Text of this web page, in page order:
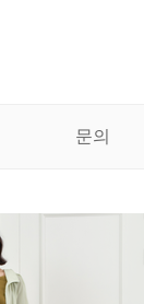
문의